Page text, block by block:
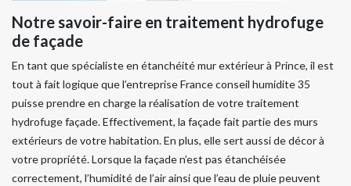
Notre savoir-faire en traitement hydrofuge
de façade
En tant que spécialiste en étanchéité mur extérieur à Prince, il est
tout à fait logique que l’entreprise France conseil humidite 35
puisse prendre en charge la réalisation de votre traitement
hydrofuge façade. Effectivement, la façade fait partie des murs
extérieurs de votre habitation. En plus, elle sert aussi de décor à
votre propriété. Lorsque la façade n’est pas étanchéisée
correctement, l’humidité de l’air ainsi que l’eau de pluie peuvent